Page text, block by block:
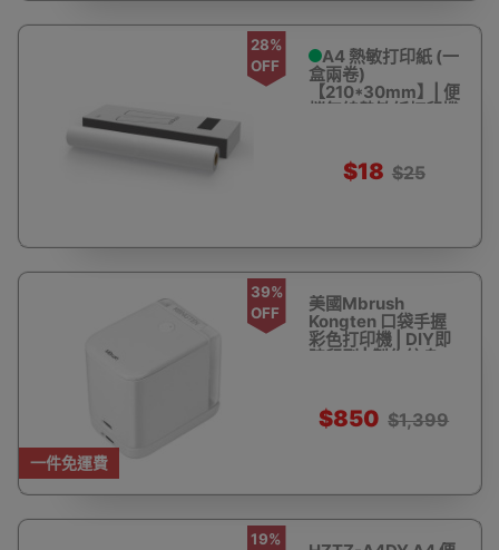
28%
OFF
A4 熱敏打印紙 (一
盒兩卷)
【210*30mm】| 便
攜無線熱敏紙打印機
專用紙$18 $25
一件免運費
39%
OFF
美國Mbrush
Kongten 口袋手握
彩色打印機 | DIY即
時印刷 | 製作紋身
$850 $1,399
19%